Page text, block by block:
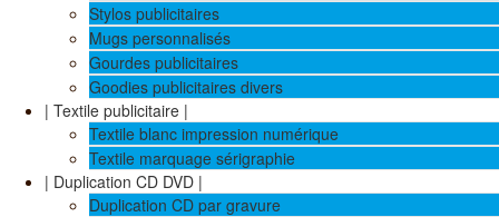
Stylos publicitaires
Mugs personnalisés
Gourdes publicitaires
Goodies publicitaires divers
| Textile publicitaire |
Textile blanc impression numérique
Textile marquage sérigraphie
| Duplication CD DVD |
Duplication CD par gravure